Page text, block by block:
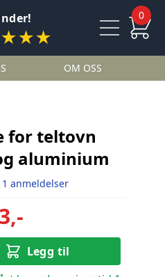
0
OM OSS
for teltovn
aluminium
1 anmeldelser
Legg til